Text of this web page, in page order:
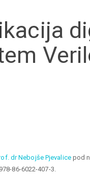
dr Nebojše Pjevalicepod
86-6022-407-3.